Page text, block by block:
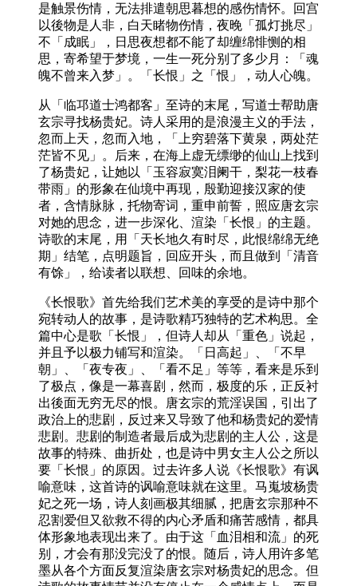
是触景伤情，无法排遣朝思暮想的感伤情怀。回宫
以後物是人非，白天睹物伤情，夜晚「孤灯挑尽」
不「成眠」，日思夜想都不能了却缠绵悱恻的相
思，寄希望于梦境，一生一死分别了多少月：「魂
魄不曾来入梦」。「长恨」之「恨」，动人心魄。
从「临邛道士鸿都客」至诗的末尾，写道士帮助唐
玄宗寻找杨贵妃。诗人采用的是浪漫主义的手法，
忽而上天，忽而入地，「上穷碧落下黄泉，两处茫
茫皆不见」。后来，在海上虚无缥缈的仙山上找到
了杨贵妃，让她以「玉容寂寞泪阑干，梨花一枝春
带雨」的形象在仙境中再现，殷勤迎接汉家的使
者，含情脉脉，托物寄词，重申前誓，照应唐玄宗
对她的思念，进一步深化、渲染「长恨」的主题。
诗歌的末尾，用「天长地久有时尽，此恨绵绵无绝
期」结笔，点明题旨，回应开头，而且做到「清音
有馀」，给读者以联想、回味的余地。
《长恨歌》首先给我们艺术美的享受的是诗中那个
宛转动人的故事，是诗歌精巧独特的艺术构思。全
篇中心是歌「长恨」，但诗人却从「重色」说起，
并且予以极力铺写和渲染。「日高起」、「不早
朝」、「夜专夜」、「看不足」等等，看来是乐到
了极点，像是一幕喜剧，然而，极度的乐，正反衬
出後面无穷无尽的恨。唐玄宗的荒淫误国，引出了
政治上的悲剧，反过来又导致了他和杨贵妃的爱情
悲剧。悲剧的制造者最后成为悲剧的主人公，这是
故事的特殊、曲折处，也是诗中男女主人公之所以
要「长恨」的原因。过去许多人说《长恨歌》有讽
喻意味，这首诗的讽喻意味就在这里。马嵬坡杨贵
妃之死一场，诗人刻画极其细腻，把唐玄宗那种不
忍割爱但又欲救不得的内心矛盾和痛苦感情，都具
体形象地表现出来了。由于这「血泪相和流」的死
别，才会有那没完没了的恨。随后，诗人用许多笔
墨从各个方面反复渲染唐玄宗对杨贵妃的思念。但